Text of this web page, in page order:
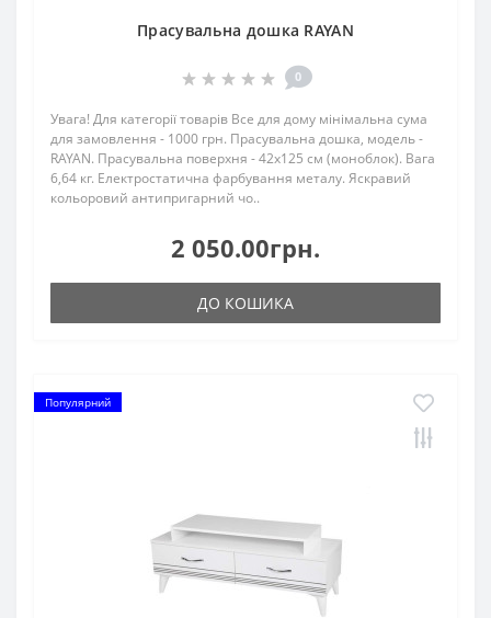
Прасувальна дошка RAYAN
0
Увага! Для категорії товарів Все для дому мінімальна сума
для замовлення - 1000 грн. Прасувальна дошка, модель -
RAYAN. Прасувальна поверхня - 42x125 см (моноблок). Вага
6,64 кг. Електростатична фарбування металу. Яскравий
кольоровий антипригарний чо..
2 050.00грн.
ДО КОШИКА
Популярний